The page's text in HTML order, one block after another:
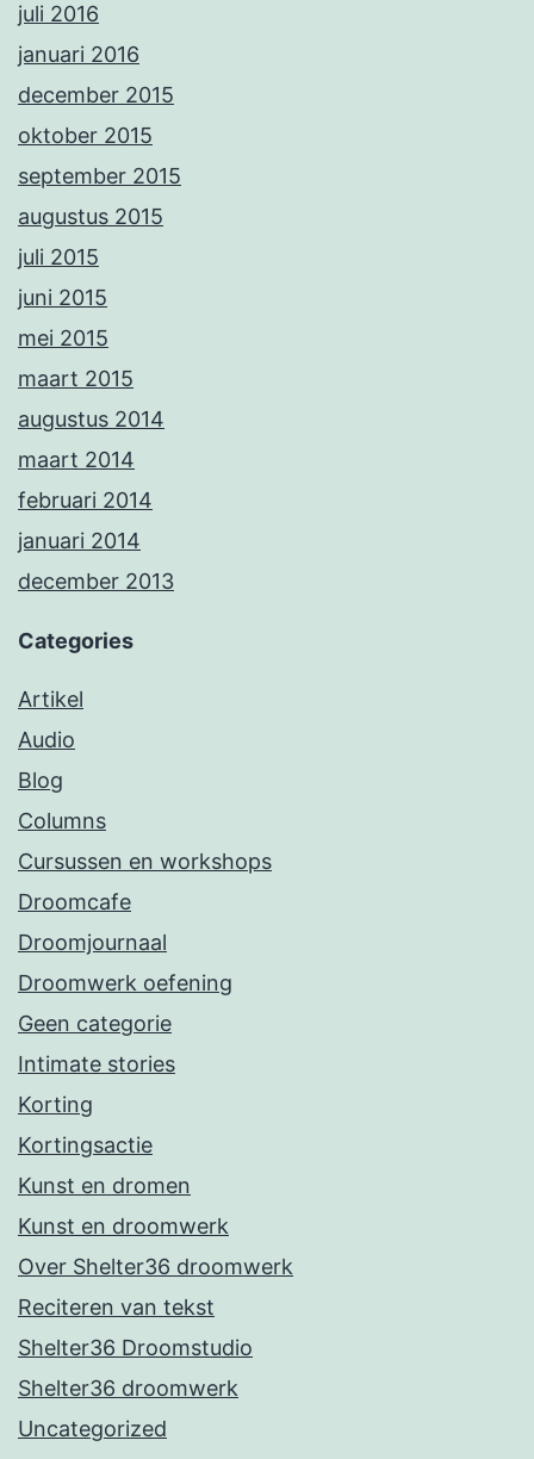
juli 2016
januari 2016
december 2015
oktober 2015
september 2015
augustus 2015
juli 2015
juni 2015
mei 2015
maart 2015
augustus 2014
maart 2014
februari 2014
januari 2014
december 2013
Categories
Artikel
Audio
Blog
Columns
Cursussen en workshops
Droomcafe
Droomjournaal
Droomwerk oefening
Geen categorie
Intimate stories
Korting
Kortingsactie
Kunst en dromen
Kunst en droomwerk
Over Shelter36 droomwerk
Reciteren van tekst
Shelter36 Droomstudio
Shelter36 droomwerk
Uncategorized